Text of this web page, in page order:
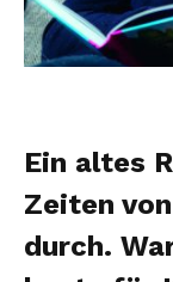
Ein altes
Zeiten
durch.